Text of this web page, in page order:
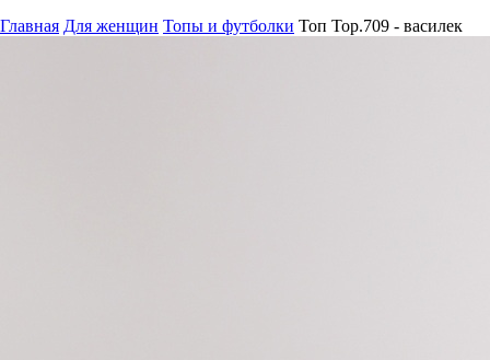
Главная Для женщин Топы и футболки Топ Top.709 - василек